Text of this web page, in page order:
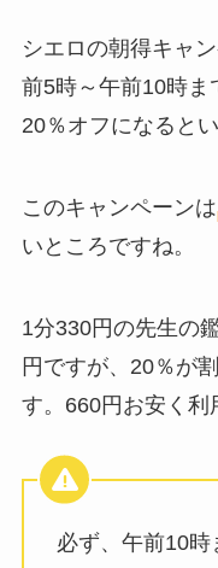
シエロの朝得キャ
前5時～午前10時ま
20％オフになると
このキャンペーンは
いところですね。
1分330円の先生の
円ですが、20％が
す。660円お安く利
必ず、午前10